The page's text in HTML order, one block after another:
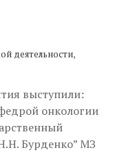
деятельности,
выступили:
онкологии
Бурденко” МЗ